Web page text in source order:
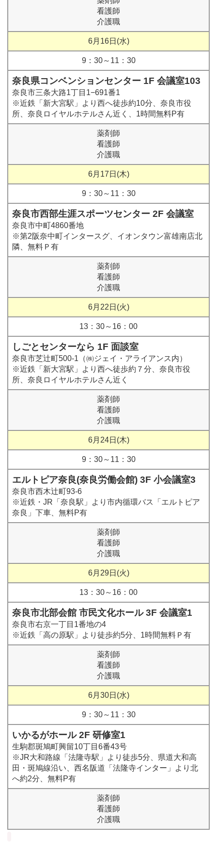
看護師
介護職
6月16日(水)
9：30～11：30
奈良県コンベンションセンター 1F 会議室103
奈良市三条大路1丁目1−691番1
※近鉄「新大宮駅」より西へ徒歩約10分、奈良市役
所、奈良ロイヤルホテルさん近く、1時間無料P有
薬剤師
看護師
介護職
6月17日(木)
9：30～11：30
奈良市西部生涯スポーツセンター 2F 会議室
奈良市中町4860番地
※第2阪奈中町インタースグ、イオンタウン富雄南店北
隣、無料Ｐ有
薬剤師
看護師
介護職
6月22日(火)
13：30～16：00
しごとセンターなら 1F 面談室
奈良市芝辻町500-1（㈱ジェイ・アライアンス内）
※近鉄「新大宮駅」より西へ徒歩約７分、奈良市役
所、奈良ロイヤルホテルさん近く
薬剤師
看護師
介護職
6月24日(木)
9：30～11：30
エルトピア奈良(奈良労働会館) 3F 小会議室3
奈良市西木辻町93-6
※近鉄・JR「奈良駅」より市内循環バス「エルトピア
奈良」下車、無料P有
薬剤師
看護師
介護職
6月29日(火)
13：30～16：00
奈良市北部会館 市民文化ホール 3F 会議室1
奈良市右京一丁目1番地の4
※近鉄「高の原駅」より徒歩約5分、1時間無料Ｐ有
薬剤師
看護師
介護職
6月30日(水)
9：30～11：30
いかるがホール 2F 研修室1
生駒郡斑鳩町興留10丁目6番43号
※JR大和路線「法隆寺駅」より徒歩5分、県道大和高
田・斑鳩線沿い、西名阪道「法隆寺インター」より北
へ約2分、無料P有
薬剤師
看護師
介護職